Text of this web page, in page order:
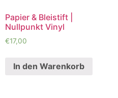
Papier & Bleistift |
Nullpunkt Vinyl
€17,00
In den Warenkorb